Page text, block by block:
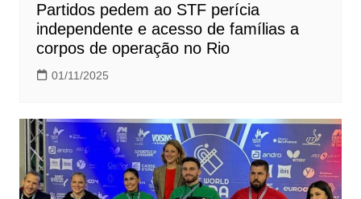
Partidos pedem ao STF perícia
independente e acesso de famílias a
corpos de operação no Rio
01/11/2025